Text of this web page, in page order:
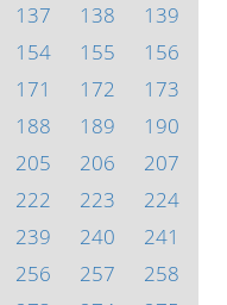
137 138
139
154 155
156
171 172
173
188 189
190
205 206
207
222 223
224
239 240
241
256 257
258